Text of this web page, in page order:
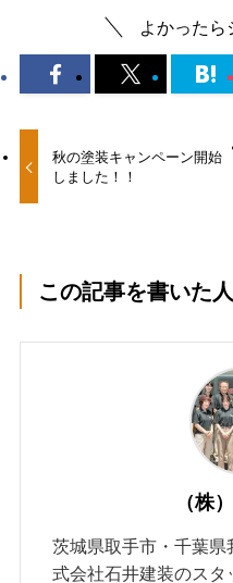
よかったら
秋の塗装キャンペーン開始
しました！！
この記事を書いた人
（株
茨城県取手市・千葉
式会社石井建装のス